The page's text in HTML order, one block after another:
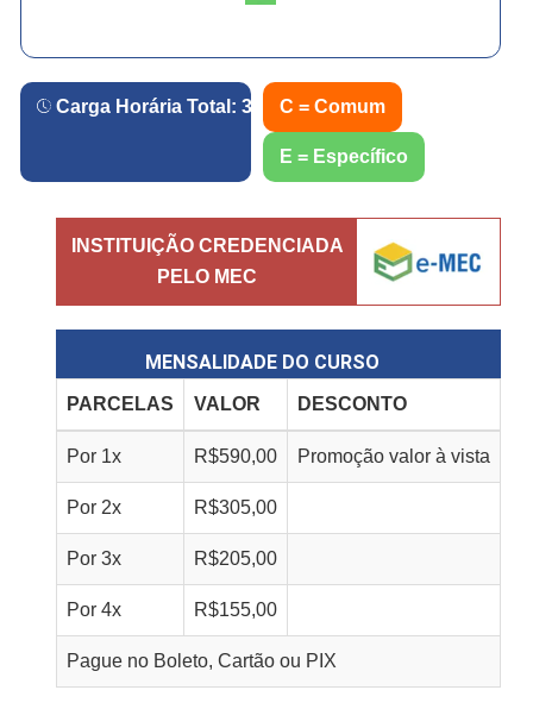
Carga Horária Total: 360 h.
C = Comum
E = Específico
INSTITUIÇÃO CREDENCIADA
PELO MEC
MENSALIDADE DO CURSO
PARCELAS VALOR DESCONTO
Por 1x R$590,00 Promoção valor à vista
Por 2x R$305,00
Por 3x R$205,00
Por 4x R$155,00
Pague no Boleto, Cartão ou PIX